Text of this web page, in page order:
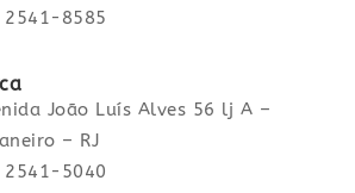
2541-8585
João Luís Alves 56 lj A –
– RJ
2541-5040